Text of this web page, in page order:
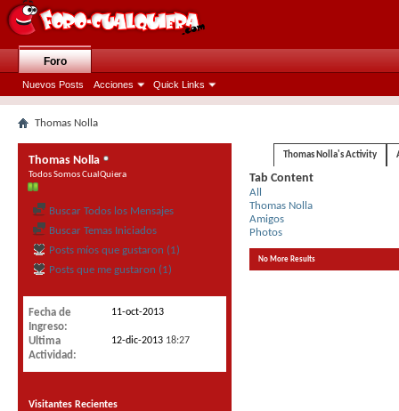
Foro
Nuevos Posts Acciones Quick Links
Thomas Nolla
Thomas Nolla
Todos Somos CualQuiera
Buscar Todos los Mensajes
Buscar Temas Iniciados
Posts míos que gustaron (1)
Posts que me gustaron (1)
Fecha de
Ingreso
11-oct-2013
Ultima
Actividad
12-dic-2013 18:27
Visitantes Recientes
Thomas Nolla's Activity
Tab Content
All
Thomas Nolla
Amigos
Photos
No More Results